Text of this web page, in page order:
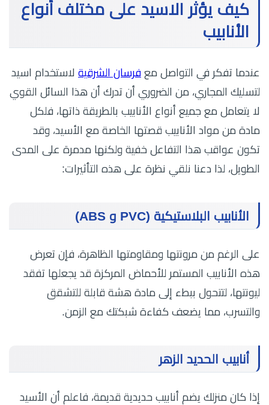
كيف يؤثر الاسيد على مختلف أنواع
الأنابيب
عندما تفكر في التواصل معفرسان الشرقيةلاستخدام اسيد
لتسليك المجاري، من الضروري أن تدرك أن هذا السائل القوي
لا يتعامل مع جميع أنواع الأنابيب بالطريقة ذاتها، فلكل
مادة من مواد الأنابيب قصتها الخاصة مع الأسيد، وقد
تكون عواقب هذا التفاعل خفية ولكنها مدمرة على المدى
الطويل، لذا دعنا نلقي نظرة على هذه التأثيرات:
الأنابيب البلاستيكية (PVC و ABS)
على الرغم من مرونتها ومقاومتها الظاهرة، فإن تعرض
هذه الأنابيب المستمر للأحماض المركزة قد يجعلها تفقد
ليونتها، لتتحول ببطء إلى مادة هشة قابلة للتشقق
والتسرب، مما يضعف كفاءة شبكتك مع الزمن.
أنابيب الحديد الزهر
إذا كان منزلك يضم أنابيب حديدية قديمة، فاعلم أن الأسيد